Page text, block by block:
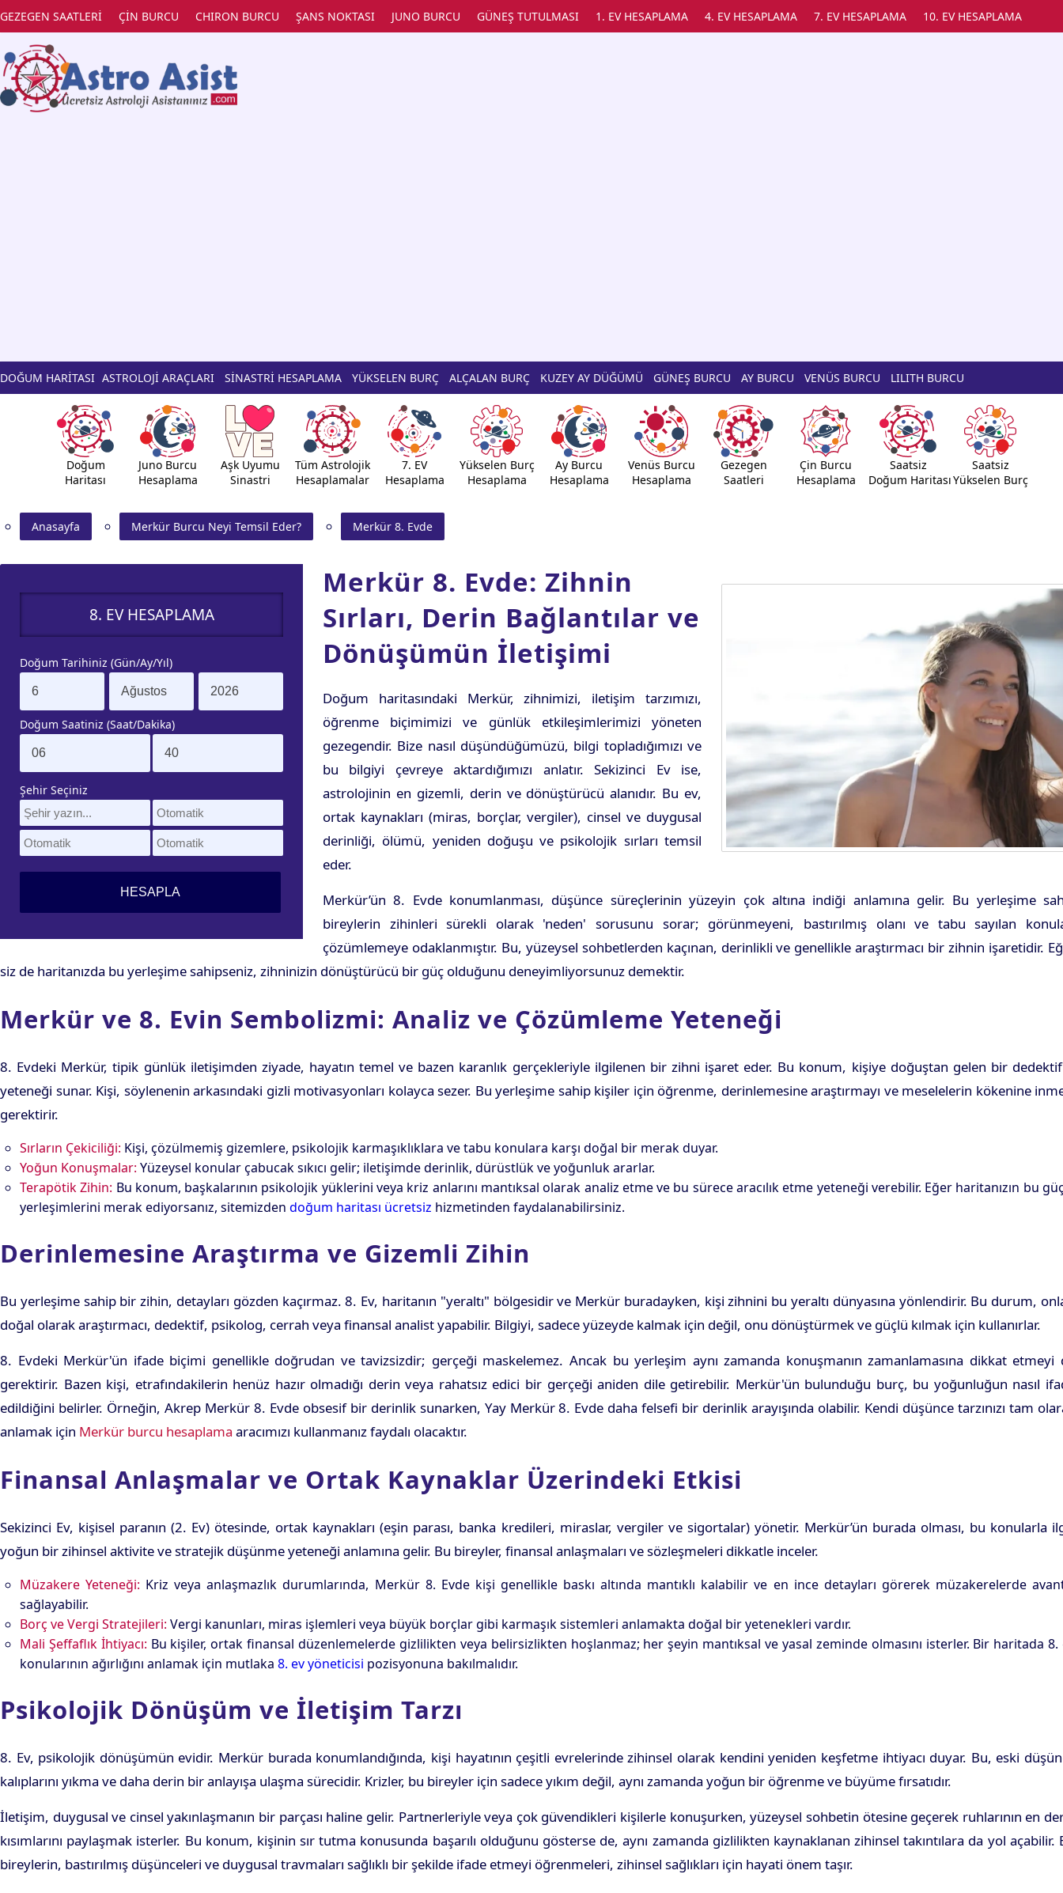
GEZEGEN SAATLERİ ÇİN BURCU CHIRON BURCU ŞANS NOKTASI JUNO BURCU GÜNEŞ TUTULMASI 1. EV HESAPLAMA 4. EV HESAPLAMA 7. EV HESAPLAMA 10. EV HESAPLAMA
DOĞUM HARİTASI ASTROLOJİ ARAÇLARI SİNASTRİ HESAPLAMA YÜKSELEN BURÇ ALÇALAN BURÇ KUZEY AY DÜĞÜMÜ GÜNEŞ BURCU AY BURCU VENÜS BURCU LILITH BURCU
Doğum
Haritası
Juno Burcu
Hesaplama
Aşk Uyumu
Sinastri
Tüm Astrolojik
Hesaplamalar
7. EV
Hesaplama
Yükselen Burç
Hesaplama
Ay Burcu
Hesaplama
Venüs Burcu
Hesaplama
Gezegen
Saatleri
Çin Burcu
Hesaplama
Saatsiz
Doğum Haritası
Saatsiz
Yükselen Burç
Anasayfa Merkür Burcu Neyi Temsil Eder? Merkür 8. Evde
8. EV HESAPLAMA
Doğum Tarihiniz (Gün/Ay/Yıl)
Doğum Saatiniz (Saat/Dakika)
Şehir Seçiniz
Merkür 8. Evde: Zihnin
Sırları, Derin Bağlantılar ve
Dönüşümün İletişimi
Doğum haritasındaki Merkür, zihnimizi, iletişim tarzımızı,
öğrenme biçimimizi ve günlük etkileşimlerimizi yöneten
gezegendir. Bize nasıl düşündüğümüzü, bilgi topladığımızı ve
bu bilgiyi çevreye aktardığımızı anlatır. Sekizinci Ev ise,
astrolojinin en gizemli, derin ve dönüştürücü alanıdır. Bu ev,
ortak kaynakları (miras, borçlar, vergiler), cinsel ve duygusal
derinliği, ölümü, yeniden doğuşu ve psikolojik sırları temsil
eder.
Merkür’ün 8. Evde konumlanması, düşünce süreçlerinin yüzeyin çok altına indiği anlamına gelir. Bu yerleşime
bireylerin zihinleri sürekli olarak 'neden' sorusunu sorar; görünmeyeni, bastırılmış olanı ve tabu sayılan
çözümlemeye odaklanmıştır. Bu, yüzeysel sohbetlerden kaçınan, derinlikli ve genellikle araştırmacı bir zihnin işaretidir.
siz de haritanızda bu yerleşime sahipseniz, zihninizin dönüştürücü bir güç olduğunu deneyimliyorsunuz demektir.
Merkür ve 8. Evin Sembolizmi: Analiz ve Çözümleme Yeteneği
8. Evdeki Merkür, tipik günlük iletişimden ziyade, hayatın temel ve bazen karanlık gerçekleriyle ilgilenen bir zihni işaret eder. Bu konum, kişiye doğuştan gelen bir
yeteneği sunar. Kişi, söylenenin arkasındaki gizli motivasyonları kolayca sezer. Bu yerleşime sahip kişiler için öğrenme, derinlemesine araştırmayı ve meselelerin kökenine
gerektirir.
Sırların Çekiciliği: Kişi, çözülmemiş gizemlere, psikolojik karmaşıklıklara ve tabu konulara karşı doğal bir merak duyar.
Yoğun Konuşmalar: Yüzeysel konular çabucak sıkıcı gelir; iletişimde derinlik, dürüstlük ve yoğunluk ararlar.
Terapötik Zihin: Bu konum, başkalarının psikolojik yüklerini veya kriz anlarını mantıksal olarak analiz etme ve bu sürece aracılık etme yeteneği verebilir. Eğer haritanızın bu
yerleşimlerini merak ediyorsanız, sitemizden doğum haritası ücretsiz hizmetinden faydalanabilirsiniz.
Derinlemesine Araştırma ve Gizemli Zihin
Bu yerleşime sahip bir zihin, detayları gözden kaçırmaz. 8. Ev, haritanın "yeraltı" bölgesidir ve Merkür buradayken, kişi zihnini bu yeraltı dünyasına yönlendirir. Bu durum,
doğal olarak araştırmacı, dedektif, psikolog, cerrah veya finansal analist yapabilir. Bilgiyi, sadece yüzeyde kalmak için değil, onu dönüştürmek ve güçlü kılmak için kullanırlar.
8. Evdeki Merkür'ün ifade biçimi genellikle doğrudan ve tavizsizdir; gerçeği maskelemez. Ancak bu yerleşim aynı zamanda konuşmanın zamanlamasına dikkat etmeyi
gerektirir. Bazen kişi, etrafındakilerin henüz hazır olmadığı derin veya rahatsız edici bir gerçeği aniden dile getirebilir. Merkür'ün bulunduğu burç, bu yoğunluğun nasıl
edildiğini belirler. Örneğin, Akrep Merkür 8. Evde obsesif bir derinlik sunarken, Yay Merkür 8. Evde daha felsefi bir derinlik arayışında olabilir. Kendi düşünce tarzınızı tam
anlamak için Merkür burcu hesaplama aracımızı kullanmanız faydalı olacaktır.
Finansal Anlaşmalar ve Ortak Kaynaklar Üzerindeki Etkisi
Sekizinci Ev, kişisel paranın (2. Ev) ötesinde, ortak kaynakları (eşin parası, banka kredileri, miraslar, vergiler ve sigortalar) yönetir. Merkür’ün burada olması, bu konularla
yoğun bir zihinsel aktivite ve stratejik düşünme yeteneği anlamına gelir. Bu bireyler, finansal anlaşmaları ve sözleşmeleri dikkatle inceler.
Müzakere Yeteneği: Kriz veya anlaşmazlık durumlarında, Merkür 8. Evde kişi genellikle baskı altında mantıklı kalabilir ve en ince detayları görerek müzakerelerde
sağlayabilir.
Borç ve Vergi Stratejileri: Vergi kanunları, miras işlemleri veya büyük borçlar gibi karmaşık sistemleri anlamakta doğal bir yetenekleri vardır.
Mali Şeffaflık İhtiyacı: Bu kişiler, ortak finansal düzenlemelerde gizlilikten veya belirsizlikten hoşlanmaz; her şeyin mantıksal ve yasal zeminde olmasını isterler. Bir haritada 8.
konularının ağırlığını anlamak için mutlaka 8. ev yöneticisi pozisyonuna bakılmalıdır.
Psikolojik Dönüşüm ve İletişim Tarzı
8. Ev, psikolojik dönüşümün evidir. Merkür burada konumlandığında, kişi hayatının çeşitli evrelerinde zihinsel olarak kendini yeniden keşfetme ihtiyacı duyar. Bu, eski
kalıplarını yıkma ve daha derin bir anlayışa ulaşma sürecidir. Krizler, bu bireyler için sadece yıkım değil, aynı zamanda yoğun bir öğrenme ve büyüme fırsatıdır.
İletişim, duygusal ve cinsel yakınlaşmanın bir parçası haline gelir. Partnerleriyle veya çok güvendikleri kişilerle konuşurken, yüzeysel sohbetin ötesine geçerek ruhlarının en
kısımlarını paylaşmak isterler. Bu konum, kişinin sır tutma konusunda başarılı olduğunu gösterse de, aynı zamanda gizlilikten kaynaklanan zihinsel takıntılara da yol açabilir.
bireylerin, bastırılmış düşünceleri ve duygusal travmaları sağlıklı bir şekilde ifade etmeyi öğrenmeleri, zihinsel sağlıkları için hayati önem taşır.